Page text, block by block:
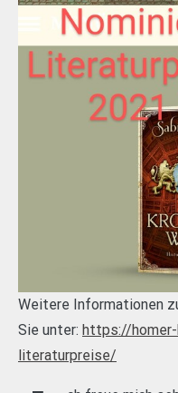
Weitere Informationen
Sie unter: https://
literaturpreise/